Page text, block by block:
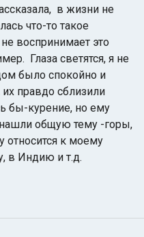
в жизни не
что-то такое
воспринимает это
Глаза светятся, я не
было спокойно и
правдо сблизили
бы-курение, но ему
общую тему -горы,
относится к моему
в Индию и т.д.